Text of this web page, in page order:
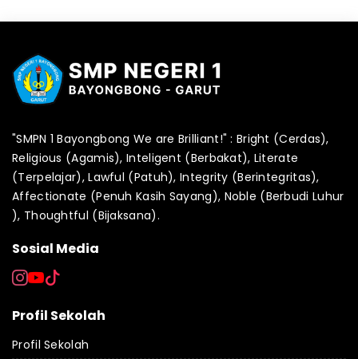
"SMPN 1 Bayongbong We are Brilliant!" : Bright (Cerdas),
Religious (Agamis), Inteligent (Berbakat), Literate
(Terpelajar), Lawful (Patuh), Integrity (Berintegritas),
Affectionate (Penuh Kasih Sayang), Noble (Berbudi Luhur
), Thoughtful (Bijaksana).
Sosial Media
Profil Sekolah
Profil Sekolah